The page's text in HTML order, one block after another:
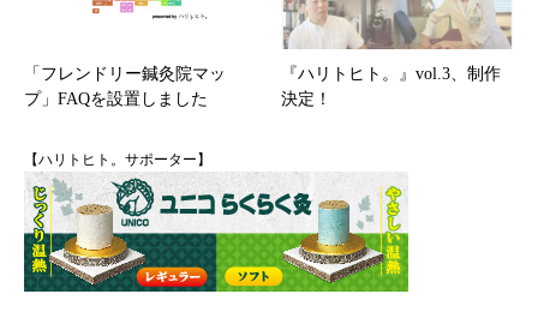
「フレンドリー鍼灸院マッ
プ」FAQを設置しました
『ハリトヒト。』vol.3、制作
決定！
【ハリトヒト。サポーター】